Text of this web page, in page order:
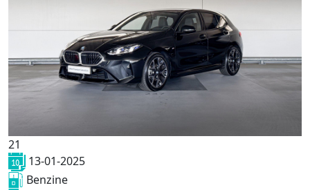
21
13-01-2025
Benzine